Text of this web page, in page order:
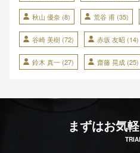
秋山 優奈 (8) 荒谷 甫 (35)
谷崎 美樹 (72) 赤坂 友昭 (14)
鈴木 真一 (27) 齋藤 晃成 (25)
まずはお気